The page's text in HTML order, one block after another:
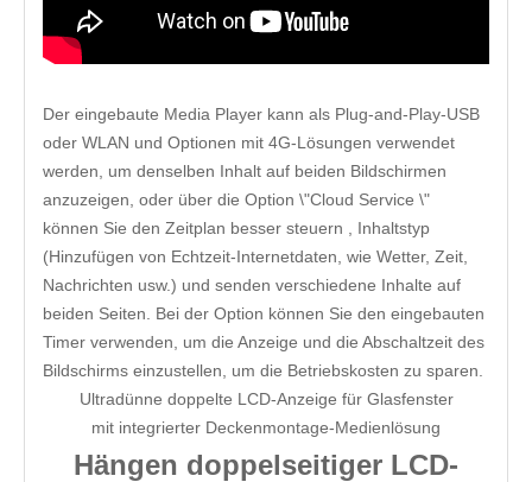
Der eingebaute Media Player kann als Plug-and-Play-USB
oder WLAN und Optionen mit 4G-Lösungen verwendet
werden, um denselben Inhalt auf beiden Bildschirmen
anzuzeigen, oder über die Option \"Cloud Service \"
können Sie den Zeitplan besser steuern , Inhaltstyp
(Hinzufügen von Echtzeit-Internetdaten, wie Wetter, Zeit,
Nachrichten usw.) und senden verschiedene Inhalte auf
beiden Seiten. Bei der Option können Sie den eingebauten
Timer verwenden, um die Anzeige und die Abschaltzeit des
Bildschirms einzustellen, um die Betriebskosten zu sparen.
Ultradünne doppelte LCD-Anzeige für Glasfenster
mit integrierter Deckenmontage-Medienlösung
Hängen doppelseitiger LCD-